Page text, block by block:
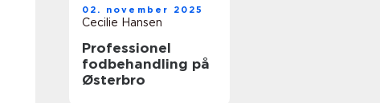
02. november 2025
Cecilie Hansen
Professionel
fodbehandling på
Østerbro